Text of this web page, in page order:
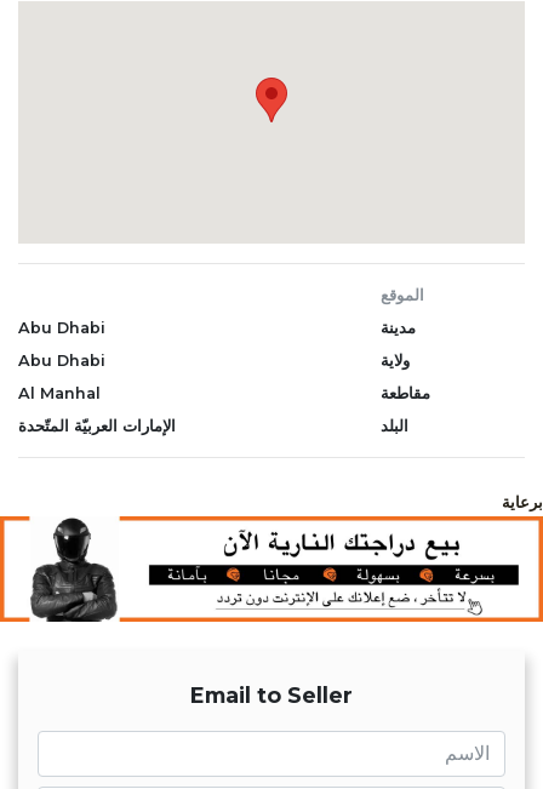
الموقع
مدينة
Abu Dhabi
ولاية
Abu Dhabi
مقاطعة
Al Manhal
البلد
الإمارات العربيّة المتّحدة
برعاية
Email to Seller